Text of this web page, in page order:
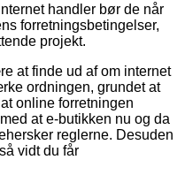
handler bør de når
forretningsbetingelser,
projekt.
at finde ud af om internet
ordningen, grundet at
online forretningen
at e-butikken nu og da
reglerne. Desuden
vidt du får